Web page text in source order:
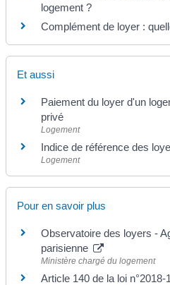
logement ?
Complément de loyer :
Et aussi
Paiement du loyer d'un
privé
Logement
Indice de référence des
Logement
Pour en savoir plus
Observatoire des loyers -
parisienne
Ministère chargé du logement
Article 140 de la loi n°2018-